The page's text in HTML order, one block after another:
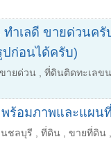
ำเลดี ขายด่วนครั
ปก่อนได้ครับ)
ขายด่วน
ที่ดินติดทะเลข
ร้อมภาพและแผน
ชลบุรี ที่ดิน ขายที่ดิน